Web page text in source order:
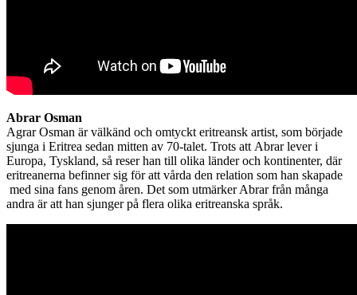
Abrar Osman
Agrar Osman är välkänd och omtyckt eritreansk artist, som började
sjunga i Eritrea sedan mitten av 70-talet. Trots att Abrar lever i
Europa, Tyskland, så reser han till olika länder och kontinenter, där
eritreanerna befinner sig för att vårda den relation som han skapade
med sina fans genom åren. Det som utmärker Abrar från många
andra är att han sjunger på flera olika eritreanska språk.